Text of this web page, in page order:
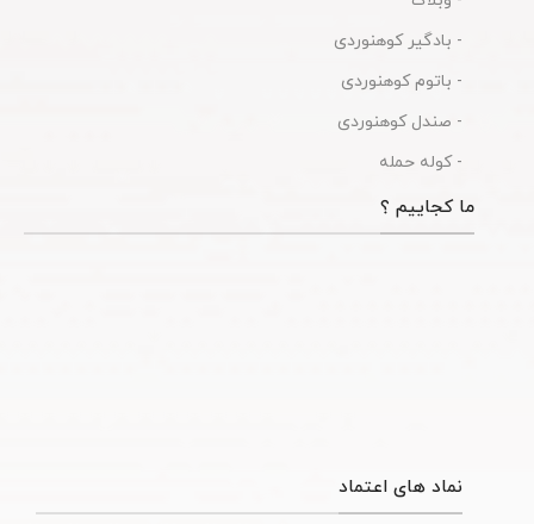
- بادگیر کوهنوردی
- باتوم کوهنوردی
- صندل کوهنوردی
- کوله حمله
ما کجاییم ؟
نماد های اعتماد